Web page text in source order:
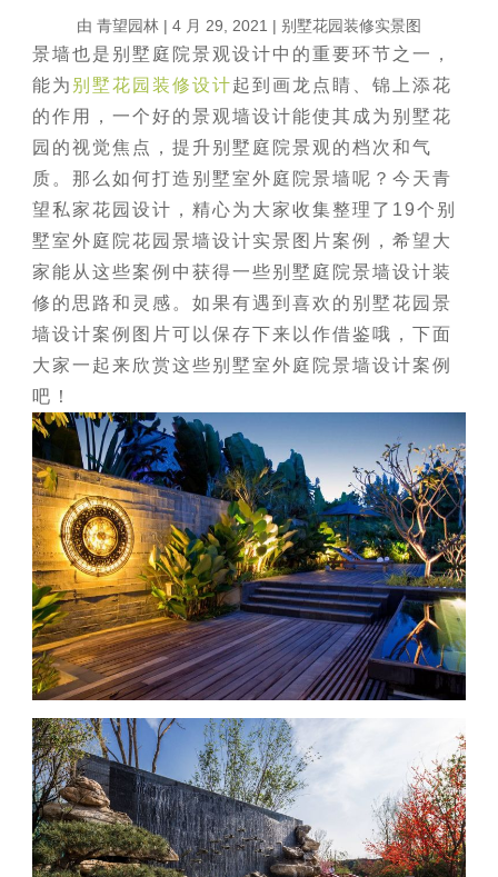
由 青望园林 | 4 月 29, 2021 | 别墅花园装修实景图
景墙也是别墅庭院景观设计中的重要环节之一，
能为 别墅花园装修设计起到画龙点睛、锦上添花
的作用，一个好的景观墙设计能使其成为别墅花
园的视觉焦点，提升别墅庭院景观的档次和气
质。那么如何打造别墅室外庭院景墙呢？今天青
望私家花园设计，精心为大家收集整理了19个别
墅室外庭院花园景墙设计实景图片案例，希望大
家能从这些案例中获得一些别墅庭院景墙设计装
修的思路和灵感。如果有遇到喜欢的别墅花园景
墙设计案例图片可以保存下来以作借鉴哦，下面
大家一起来欣赏这些别墅室外庭院景墙设计案例
吧！